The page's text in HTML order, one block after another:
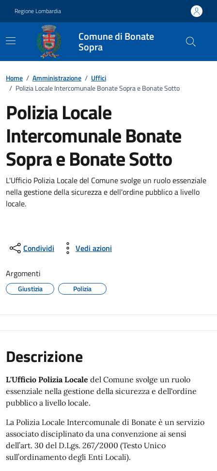
Regione Lombardia
Comune di Bonate
Sopra
Dettagli dell'ufficio
Home / Amministrazione / Uffici
/ Polizia Locale Intercomunale Bonate Sopra e Bonate Sotto
Polizia Locale
Intercomunale Bonate
Sopra e Bonate Sotto
L'Ufficio Polizia Locale del Comune svolge un ruolo essenziale
nella gestione della sicurezza e dell'ordine pubblico a livello
locale.
Condividi Vedi azioni
Argomenti
Giustizia Polizia
Descrizione
L'Ufficio Polizia Locale del Comune svolge un ruolo
essenziale nella gestione della sicurezza e dell'ordine
pubblico a livello locale.
La Polizia Locale Intercomunale di Bonate è un servizio
associato disciplinato da una convenzione ai sensi
dell’art. 30 del D.Lgs. 267/2000 (Testo Unico
sull’ordinamento degli Enti Locali).